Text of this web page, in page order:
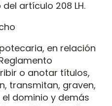
artículo 208 LH.
en relación
o anotar títulos,
transmitan, graven,
dominio y demás